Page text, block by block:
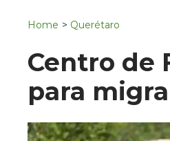
Home > Querétaro
Centro de
para